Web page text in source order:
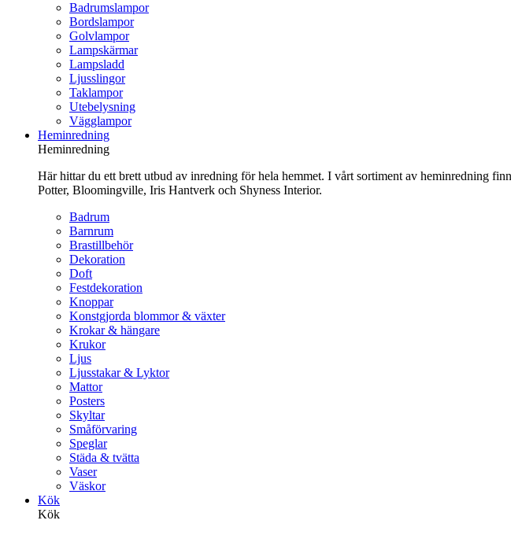
Badrumslampor
Bordslampor
Golvlampor
Lampskärmar
Lampsladd
Ljusslingor
Taklampor
Utebelysning
Vägglampor
Heminredning
Heminredning
Här hittar du ett brett utbud av inredning för hela hemmet. I vårt sortiment av heminredning
Potter, Bloomingville, Iris Hantverk och Shyness Interior.
Badrum
Barnrum
Brastillbehör
Dekoration
Doft
Festdekoration
Knoppar
Konstgjorda blommor & växter
Krokar & hängare
Krukor
Ljus
Ljusstakar & Lyktor
Mattor
Posters
Skyltar
Småförvaring
Speglar
Städa & tvätta
Vaser
Väskor
Kök
Kök